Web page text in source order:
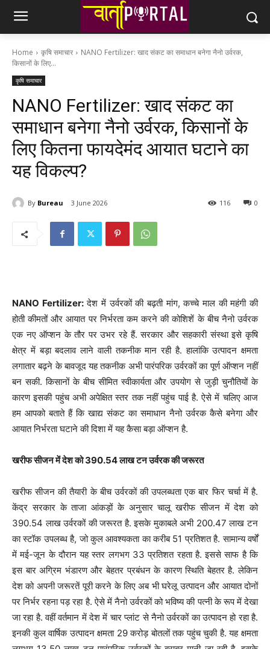
Home कृषि समाचार
NANO Fertilizer: खाद संकट का समाधान बनेगा नैनो उर्वरक,
किसानों के लिए...
कृषि समाचार
NANO Fertilizer: खाद संकट का
समाधान बनेगा नैनो उर्वरक, किसानों के
लिए कितना फायदेमंद आयात घटाने का
यह विकल्प?
By Bureau 3 June 2026 0
116
NANO Fertilizer:देश में उर्वरकों की बढ़ती मांग, कच्चे माल की महंगी की
होती कीमतों और आयात पर निर्भरता कम करने की कोशिशें के बीच नैनो उर्वरक
एक नए ऑप्शन के तौर पर उभर रहे हैं. सरकार और सहकारी संस्था इसे कृषि
क्षेत्र में बड़ा बदलाव लाने वाली तकनीक मान रही है. हालांकि उत्पादन क्षमता
लगातार बढ़ने के बावजूद यह तकनीक अभी पारंपरिक उर्वरकों का पूर्ण ऑप्शन नहीं
बन सकी. किसानों के बीच सीमित स्वीकार्यता और उपयोग से जुड़ी चुनौतियों के
कारण इसकी पहुंच अभी अपेक्षित स्तर तक नहीं पहुंच पाई है. ऐसे में चलिए आज
हम आपको बताते हैं कि खाद्य संकट का समाधान नैनो उर्वरक कैसे बनेगा और
आयात निर्भरता घटाने की दिशा में यह कैसा बड़ा ऑप्शन है.
खरीफ सीजन में देश को 390.54 लाख टन उर्वरक की जरूरत
खरीफ सीजन की तैयारी के बीच उर्वरकों की उपलब्धता एक बार फिर चर्चा में है.
केंद्र सरकार के ताजा आंकड़ों के अनुसार चालू खरीफ सीजन में देश को
390.54 लाख उर्वरकों की जरूरत है. इसके मुकाबले अभी 200.47 लाख टन
का स्टॉक उपलब्ध है, जो कुल आवश्यकता का करीब 51 प्रतिशत है. सामान्य वर्षों
में मई-जून के दौरान यह स्तर लगभग 33 प्रतिशत रहता है. इससे साफ है कि
इस बार अग्रिम भंडारण और बेहतर प्रबंधन के कारण स्थिति बेहतर है. लेकिन
देश को अपनी जरूरतें पूरी करने के लिए अब भी घरेलू उत्पादन और आयात दोनों
पर निर्भर रहना पड़ रहा है. ऐसे में नैनो उर्वरकों को भविष्य की पत्नी के रूप में देखा
जा रहा है. वहीं वर्तमान में देश में चार प्लांट से नैनो उर्वरकों का उत्पादन हो रहा है.
इनकी कुल वार्षिक उत्पादन क्षमता 29 करोड़ बोतलों तक पहुंच चुकी है. यह क्षमता